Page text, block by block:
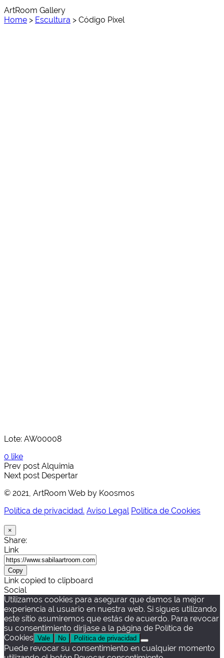
ArtRoom Gallery
Home > Escultura > Código Pixel
Lote: AW00008
0 like
Prev post Alquimia
Next post Despertar
© 2021, ArtRoom Web by Koosmos
Política de privacidad. Aviso Legal Política de Cookies
×
Share:
Link
Copy
Link copied to clipboard
Social
Utilizamos cookies para asegurar que damos la mejor
experiencia al usuario en nuestra web. Si sigues utilizando
este sitio asumiremos que estás de acuerdo. Para revocar
su consentimiento dirijase a la página de Política de
Cookies Vale No Política de privacidad
Puede revocar su consentimiento en cualquier momento